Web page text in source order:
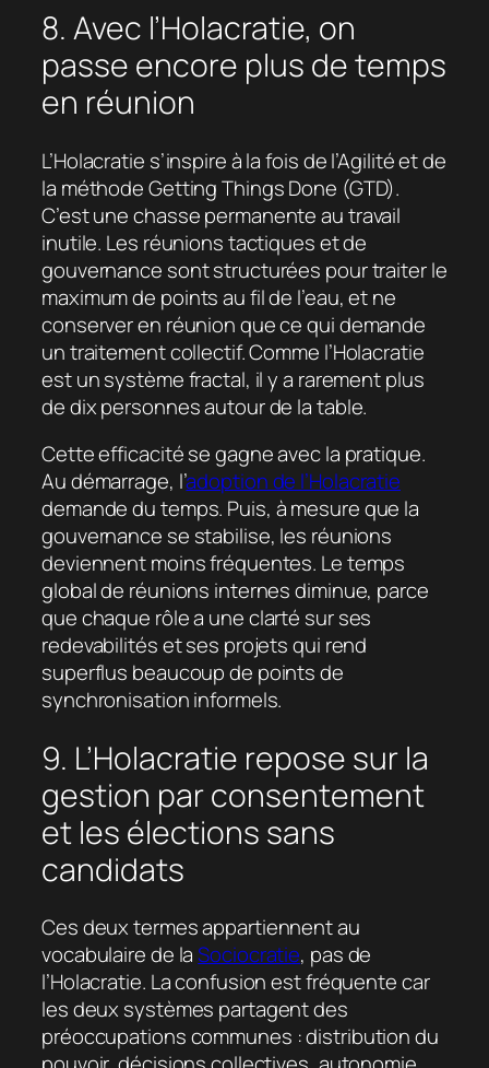
8. Avec l’Holacratie, on
passe encore plus de temps
en réunion
L’Holacratie s’inspire à la fois de l’Agilité et de
la méthode Getting Things Done (GTD).
C’est une chasse permanente au travail
inutile. Les réunions tactiques et de
gouvernance sont structurées pour traiter le
maximum de points au fil de l’eau, et ne
conserver en réunion que ce qui demande
un traitement collectif. Comme l’Holacratie
est un système fractal, il y a rarement plus
de dix personnes autour de la table.
Cette efficacité se gagne avec la pratique.
Au démarrage, l’adoption de l’Holacratie
demande du temps. Puis, à mesure que la
gouvernance se stabilise, les réunions
deviennent moins fréquentes. Le temps
global de réunions internes diminue, parce
que chaque rôle a une clarté sur ses
redevabilités et ses projets qui rend
superflus beaucoup de points de
synchronisation informels.
9. L’Holacratie repose sur la
gestion par consentement
et les élections sans
candidats
Ces deux termes appartiennent au
vocabulaire de laSociocratie, pas de
l’Holacratie. La confusion est fréquente car
les deux systèmes partagent des
préoccupations communes : distribution du